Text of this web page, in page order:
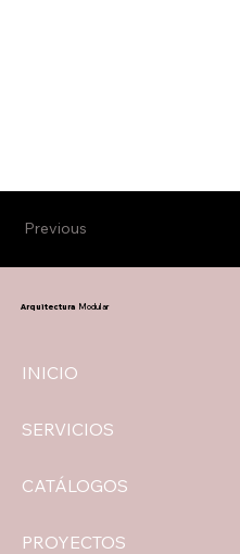
Previous
INICIO
SERVICIOS
CATÁLOGOS
PROYECTOS
Arquitectura Modular